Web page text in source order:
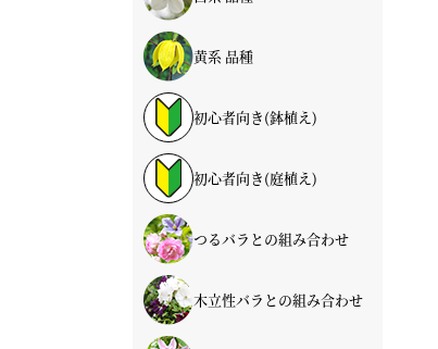
黄系 品種
初心者向き(鉢植え)
初心者向き(庭植え)
つるバラとの組み合わせ
木立性バラとの組み合わせ